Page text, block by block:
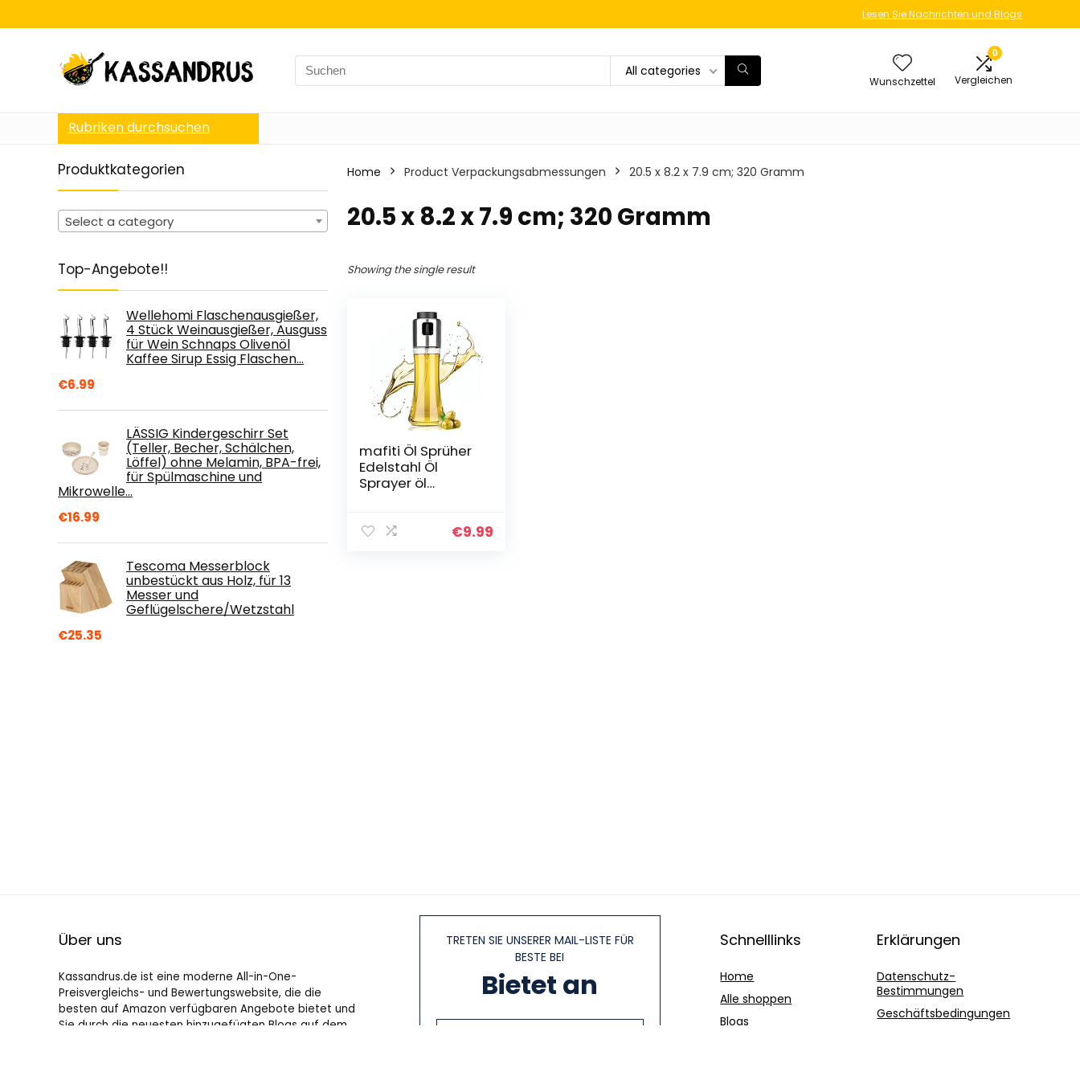
Lesen Sie Nachrichten und Blogs
Search
for:
All categories
Wunschzettel
0
Vergleichen
Rubriken durchsuchen
Produktkategorien
Select a category
Top-Angebote!!
Wellehomi Flaschenausgießer,
4 Stück Weinausgießer, Ausguss
für Wein Schnaps Olivenöl
Kaffee Sirup Essig Flaschen…
€6.99
LÄSSIG Kindergeschirr Set
(Teller, Becher, Schälchen,
Löffel) ohne Melamin, BPA-frei,
für Spülmaschine und
Mikrowelle…
€16.99
Tescoma Messerblock
unbestückt aus Holz, für 13
Messer und
Geflügelschere/Wetzstahl
€25.35
Home Product Verpackungsabmessungen ‎20.5 x 8.2 x 7.9 cm; 320 Gramm
‎20.5 x 8.2 x 7.9 cm; 320 Gramm
Showing the single result
mafiti Öl Sprüher
Edelstahl Öl
Sprayer öl
spray
€9.99
Über uns
Kassandrus.de ist eine moderne All-in-One-
Preisvergleichs- und Bewertungswebsite, die die
besten auf Amazon verfügbaren Angebote bietet und
Sie durch die neuesten hinzugefügten Blogs auf dem
TRETEN SIE UNSERER MAIL-LISTE FÜR
BESTE BEI
Bietet an
Schnelllinks
Home
Alle shoppen
Blogs
Erklärungen
Datenschutz-
Bestimmungen
Geschäftsbedingungen